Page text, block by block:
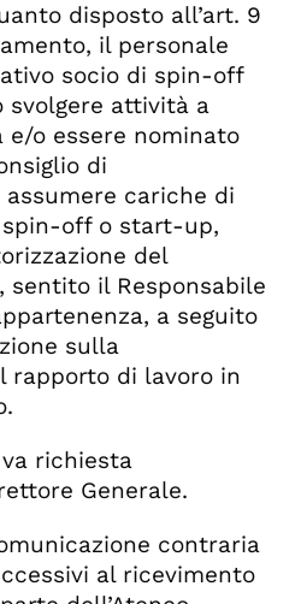
disposto all’art. 9
il personale
socio di spin-off
attività a
e/o essere nominato
di
cariche di
off o start-up,
del
sentito il Responsabile
a seguito
sulla
rapporto di lavoro in
va richiesta
Generale.
contraria
al ricevimento